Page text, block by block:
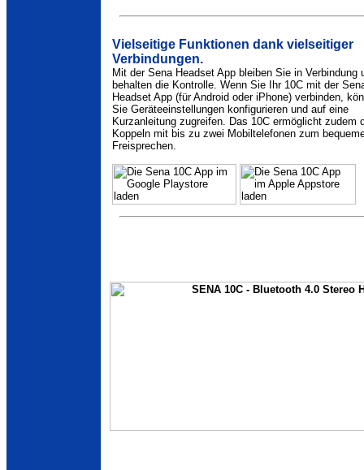
Vielseitige Funktionen dank vielseitiger
Verbindungen.
Mit der Sena Headset App bleiben Sie in Verbindung
behalten die Kontrolle. Wenn Sie Ihr 10C mit der
Headset App (für Android oder iPhone) verbinden,
Sie Geräteeinstellungen konfigurieren und auf eine
Kurzanleitung zugreifen. Das 10C ermöglicht zudem
Koppeln mit bis zu zwei Mobiltelefonen zum
Freisprechen.